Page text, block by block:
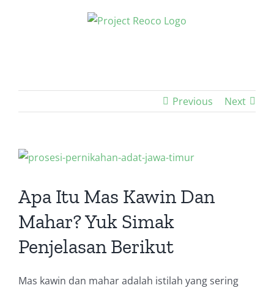
Previous Next
View
Image
Apa Itu Mas Kawin Dan
Mahar? Yuk Simak
Penjelasan Berikut
Mas kawin dan mahar adalah istilah yang sering